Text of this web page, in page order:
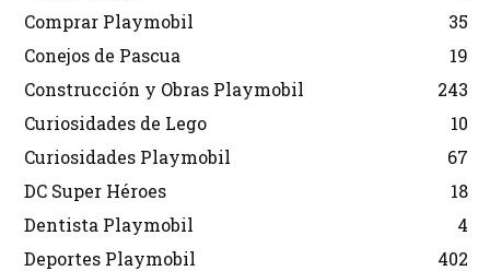
Comprar Playmobil
35
Conejos de Pascua
19
Construcción y Obras Playmobil
243
Curiosidades de Lego
10
Curiosidades Playmobil
67
DC Super Héroes
18
Dentista Playmobil
4
Deportes Playmobil
402